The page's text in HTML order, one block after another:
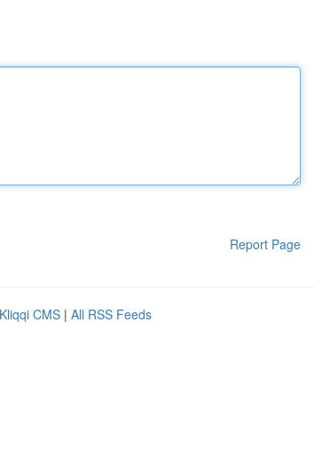
Report Page
Kliqqi CMS | All RSS Feeds